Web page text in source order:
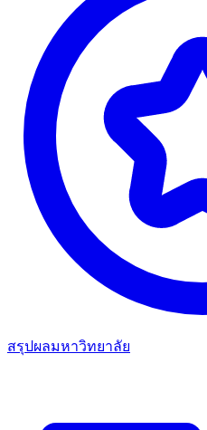
สรุปผลมหาวิทยาลัย